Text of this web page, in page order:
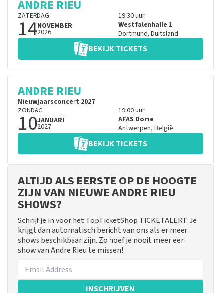
ANDRE RIEU
ZATERDAG
14NOVEMBER
2026
19:30uur
Westfalenhalle 1
Dortmund, Duitsland
BEKIJK TICKETS
ANDRE RIEU
Nieuwjaarsconcert 2027
ZONDAG
10JANUARI
2027
19:00uur
AFAS Dome
Antwerpen, België
BEKIJK TICKETS
ALTIJD ALS EERSTE OP DE HOOGTE
ZIJN VAN NIEUWE ANDRE RIEU
SHOWS?
Schrijf je in voor het TopTicketShop TICKETALERT. Je
krijgt dan automatisch bericht van ons als er meer
shows beschikbaar zijn. Zo hoef je nooit meer een
show van Andre Rieu te missen!
INSCHRIJVEN